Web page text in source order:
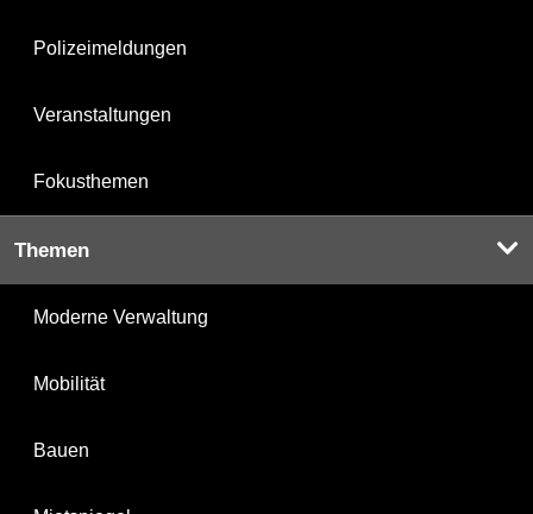
Polizeimeldungen
Veranstaltungen
Fokusthemen
Themen
Moderne Verwaltung
Mobilität
Bauen